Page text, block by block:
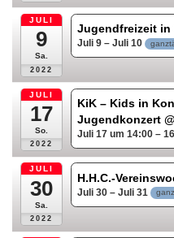
JULI
9
Sa.
2022
Jugendfreizeit in
Juli 9 – Juli 10
JULI
17
So.
2022
KiK – Kids in
Jugendkonzert
Juli 17 um 14:00 –
JULI
30
Sa.
2022
H.H.C.-
Juli 30 – Juli 31